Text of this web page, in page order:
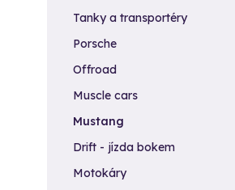
Tanky a transportéry
Porsche
Offroad
Muscle cars
Mustang
Drift - jízda bokem
Motokáry